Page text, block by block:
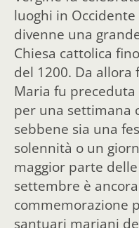
luoghi in Occidente
divenne una
Chiesa cattolica
del 1200. Da allora
Maria fu
per una settimana
sebbene sia una
solennità o un
maggior parte
settembre è
commemorazione
santuari mariani